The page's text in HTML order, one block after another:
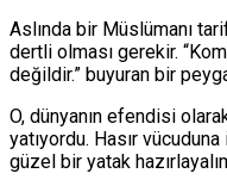
Aslında bir Müslümanı
dertli olması gerekir.
değildir.” buyuran bir
O, dünyanın efendisi
yatıyordu. Hasır vücuduna
güzel bir yatak